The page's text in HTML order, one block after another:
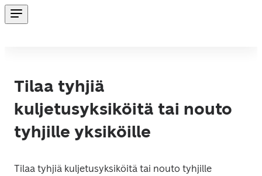
Tilaa tyhjiä
kuljetusyksiköitä tai nouto
tyhjille yksiköille
Tilaa tyhjiä kuljetusyksiköitä tai nouto tyhjille